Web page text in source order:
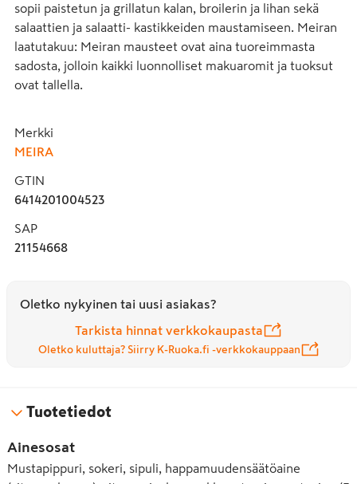
sopii paistetun ja grillatun kalan, broilerin ja lihan sekä
salaattien ja salaatti- kastikkeiden maustamiseen. Meiran
laatutakuu: Meiran mausteet ovat aina tuoreimmasta
sadosta, jolloin kaikki luonnolliset makuaromit ja tuoksut
ovat tallella.
Merkki
MEIRA
GTIN
6414201004523
SAP
21154668
Oletko nykyinen tai uusi asiakas?
Tarkista hinnat verkkokaupasta
Oletko kuluttaja? Siirry K-Ruoka.fi -verkkokauppaan
Tuotetiedot
Ainesosat
Mustapippuri, sokeri, sipuli, happamuudensäätöaine